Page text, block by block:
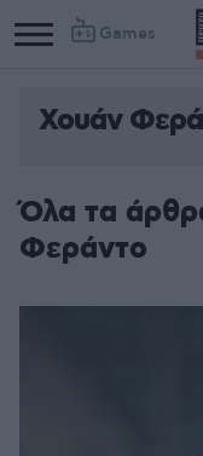
Games
Χουάν
Όλα τα
Φεράντο